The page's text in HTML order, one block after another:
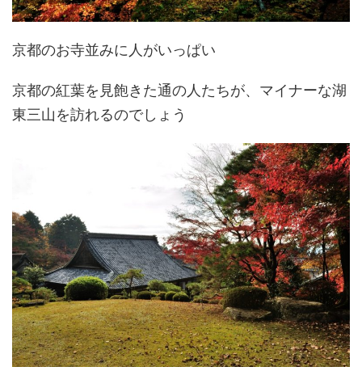
京都のお寺並みに人がいっぱい
京都の紅葉を見飽きた通の人たちが、マイナーな湖
東三山を訪れるのでしょう